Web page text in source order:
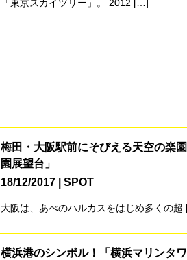
「東京スカイツリー」。 2012 […]
梅田・大阪駅前にそびえる天空の楽
園展望台」
18/12/2017
SPOT
大阪は、あべのハルカスをはじめ多くの
横浜港のシンボル！「横浜マリンタ